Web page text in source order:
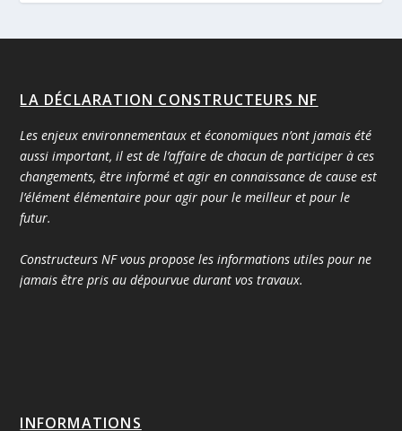
LA DÉCLARATION CONSTRUCTEURS NF
Les enjeux environnementaux et économiques n’ont jamais été
aussi important, il est de l’affaire de chacun de participer à ces
changements, être informé et agir en connaissance de cause est
l’élément élémentaire pour agir pour le meilleur et pour le
futur.
Constructeurs NF vous propose les informations utiles pour ne
jamais être pris au dépourvue durant vos travaux.
INFORMATIONS